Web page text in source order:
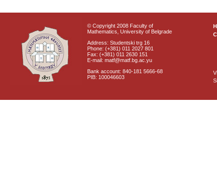
© Copyright 2008 Faculty of
Mathematics, University of Belgrade
Address: Studentski trg 16
Phone: (+381) 011 2027 801
Fax: (+381) 011 2630 151
E-mail: matf@matf.bg.ac.yu
Bank account: 840-181 5666-68
PIB: 100046603